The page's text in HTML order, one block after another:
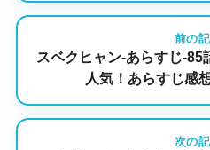
前の
スベクヒャン-あらすじ-85
人気！あらすじ感
次の